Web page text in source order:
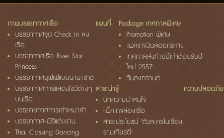
ภาพบรรยากาศเรือ
บรรยากาศจุด Check in ลง
เรือ
บรรยากาศเรือ River Star
Princess
บรรยากาศบุฟเฟ่แบบนานาชาติ
บรรยากาศการแสดงโชว์ต่างๆ
บนเรือ
บรรยายกาศการเช่าเหมาลำ
บรรยากาศ-พิธีแต่งงาน
Thai Classing Dancing
แผนที่
Package เทศกาลพิเศษ
Promotion พิเศษ
แพคเกจวันลอยกระทง
เทศกาลส่งท้ายปีเก่าต้อนรีบปี
ใหม่ 2557
วันสงกรานต์
สาระน่ารู้
บทความน่าสนใจ
แพ็คเกจล่องเรือ
สาระประโยชน์ "ตัวละครในเรื่อง
รามเกียรติ์"
ความปลอดภัย